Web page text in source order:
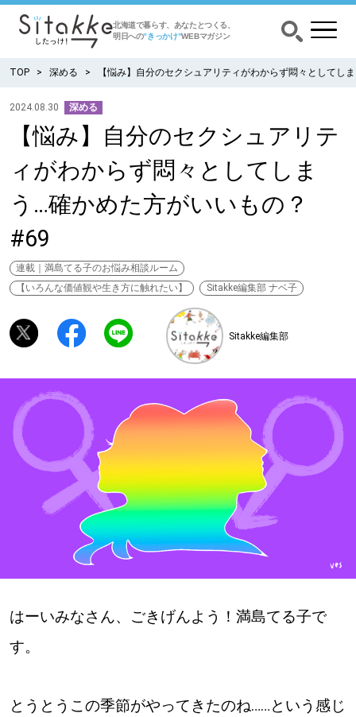
北海道で暮らす、あなたとつくる、
明日への”きっかけ”WEBマガジン
CATEGORY カテゴリー
食べる
暮らす
深める
SitakkeTV
ローカルエリア
札幌
道北
道南
TOP 深める 【悩み】自分のセクシュアリティがわからず悶々としてし
2024.08.30 深める
【悩み】自分のセクシュアリテ
ィがわからず悶々としてしま
う…確かめた方がいいもの？
#69
連載｜満島てる子のお悩み相談ルーム
【いろんな価値観や生き方に触れたい】
Sitakke編集部 ナベ子
Sitakke編集部
はーいみなさん、ごきげんよう！満島てる子で
す。
とうとうこの季節がやってきたのね……という感じ